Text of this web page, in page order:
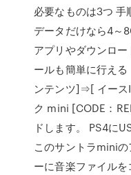
必要なものは3つ 手
データだけなら4～
アプリやダウンロ
ールも簡単に行え
ンテンツ]⇒[ イース
ク mini [CODE：
ドします。 PS4に
このサントラmini
ーに音楽ファイルを